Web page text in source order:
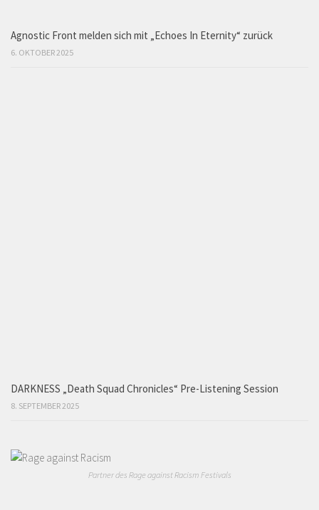
Agnostic Front melden sich mit „Echoes In Eternity“ zurück
6. OKTOBER 2025
DARKNESS „Death Squad Chronicles“ Pre-Listening Session
8. SEPTEMBER 2025
Partner des Rage against Racism Festivals